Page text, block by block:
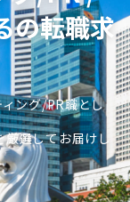
の転職求
ング/PR職とし
選してお届けし